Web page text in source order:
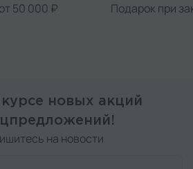
50 000 ₽ Подарок при
курсе новых акций
на новости